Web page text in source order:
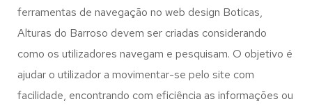
ferramentas de navegação no web design Boticas,
Alturas do Barroso devem ser criadas considerando
como os utilizadores navegam e pesquisam. O objetivo é
ajudar o utilizador a movimentar-se pelo site com
facilidade, encontrando com eficiência as informações ou